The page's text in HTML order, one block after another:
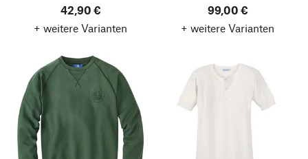
42,90 €
+ weitere Varianten
99,00 €
+ weitere Varianten